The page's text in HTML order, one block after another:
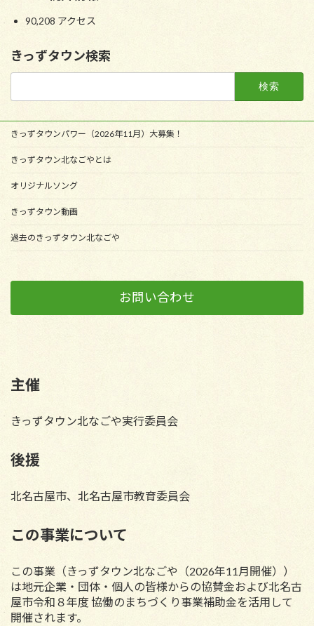
90,208 アクセス
きっずタウン検索
きっずタウンパワー（2026年11月）大募集！
きっずタウン北なごやとは
オリジナルソング
きっずタウン動画
過去のきっずタウン北なごや
お問い合わせ
主催
きっずタウン北なごや実行委員会
後援
北名古屋市、北名古屋市教育委員会
この事業について
この事業（きっずタウン北なごや （2026年11月開催） ）
は地元企業・団体・個人の皆様からの協賛金および北名古
屋市令和８年度 協働のまちづくり事業補助金を活用して
開催されます。